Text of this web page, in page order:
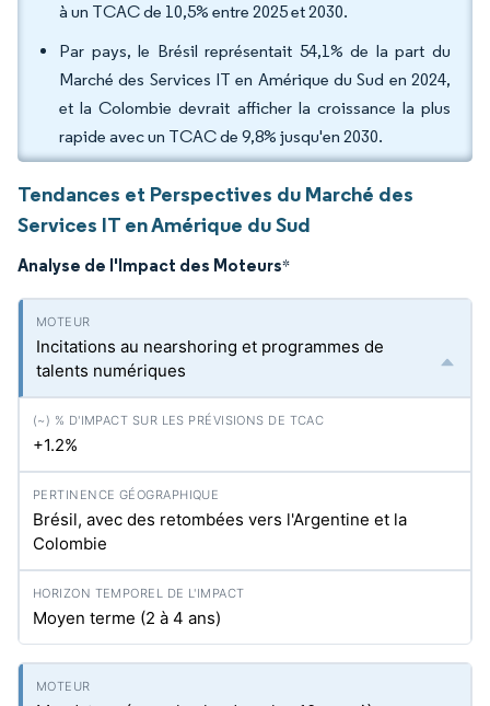
à un TCAC de 10,5% entre 2025 et 2030.
Par pays, le Brésil représentait 54,1% de la part du
Marché des Services IT en Amérique du Sud en 2024,
et la Colombie devrait afficher la croissance la plus
rapide avec un TCAC de 9,8% jusqu'en 2030.
Tendances et Perspectives du Marché des
Services IT en Amérique du Sud
Analyse de l'Impact des Moteurs*
Incitations au nearshoring et programmes de
talents numériques
+1.2%
Brésil, avec des retombées vers l'Argentine et la
Colombie
Moyen terme (2 à 4 ans)